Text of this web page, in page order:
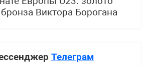
Виктора Борогана
Телеграм